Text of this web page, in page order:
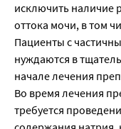
исключить наличие
оттока мочи, в том
Пациенты с
нуждаются в
начале лечения
Во время лечения
требуется